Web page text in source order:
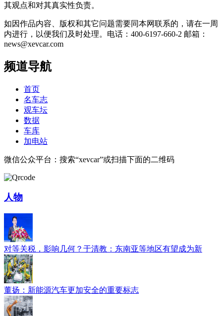
其观点和对其真实性负责。
如因作品内容、版权和其它问题需要同本网联系的，请在一周
内进行，以便我们及时处理。电话：400-6197-660-2 邮箱：
news@xevcar.com
频道导航
首页
名车志
观车坛
数据
车库
加电站
微信公众平台：搜索“xevcar”或扫描下面的二维码
人物
对等关税，影响几何？于清教：东南亚等地区有望成为新
董扬：新能源汽车更加安全的重要标志